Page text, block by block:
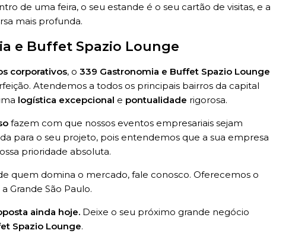
de uma feira, o seu estande é o seu cartão de visitas, e a
mais profunda.
e Buffet Spazio Lounge
corporativos, o 339 Gastronomia e Buffet Spazio Lounge
Atendemos a todos os principais bairros da capital
logística excepcional e pontualidade rigorosa.
fazem com que nossos eventos empresariais sejam
para o seu projeto, pois entendemos que a sua empresa
prioridade absoluta.
quem domina o mercado, fale conosco. Oferecemos o
Grande São Paulo.
ainda hoje. Deixe o seu próximo grande negócio
Spazio Lounge.